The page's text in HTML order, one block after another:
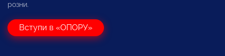
розни.
Вступи в «ОПОРУ»